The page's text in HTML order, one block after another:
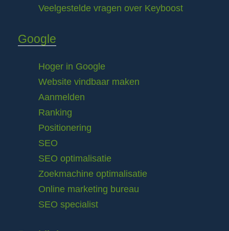
Veelgestelde vragen over Keyboost
Google
Hoger in Google
Website vindbaar maken
Aanmelden
Ranking
Positionering
SEO
SEO optimalisatie
Zoekmachine optimalisatie
Online marketing bureau
SEO specialist